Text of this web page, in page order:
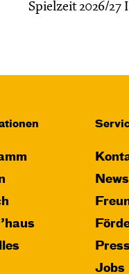
Spielzeit 2026/
Jobs